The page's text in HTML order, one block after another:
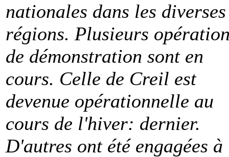
nationales dans les diverses
régions. Plusieurs
de démonstration sont en
cours. Celle de Creil est
devenue opérationnelle au
cours de l'hiver: dernier.
D'autres ont été engagées à